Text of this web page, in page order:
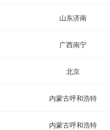
山东济南
广西南宁
北京
内蒙古呼和浩特
内蒙古呼和浩特